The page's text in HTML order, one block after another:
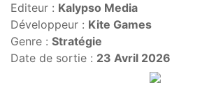
Editeur : Kalypso Media
Développeur : Kite Games
Genre : Stratégie
Date de sortie : 23 Avril 2026